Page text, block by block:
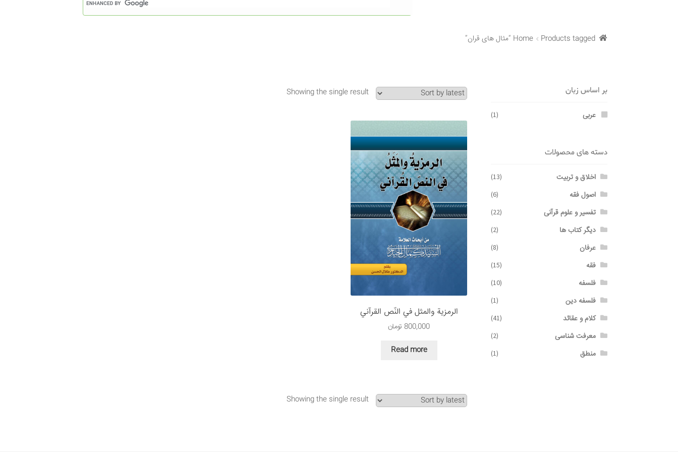
Home Products tagged “مثال های قران”
Showing the single result
الرمزية والمثل في النّص القرآني
800,000 تومان
Read more
Showing the single result
بر اساس زبان
عربی (1)
دسته های محصولات
اخلاق و تربیت (13)
اصول فقه (6)
تفسیر و علوم قرآنی (22)
دیگر کتاب ها (2)
عرفان (8)
فقه (15)
فلسفه (10)
فلسفه دین (1)
کلام و عقائد (41)
معرفت شناسی (2)
منطق (1)